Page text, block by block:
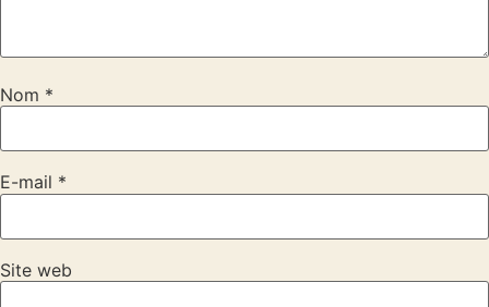
Nom *
E-mail *
Site web